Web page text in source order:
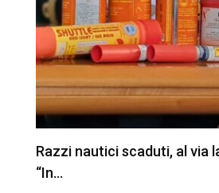
Razzi nautici scaduti, al via
“In…